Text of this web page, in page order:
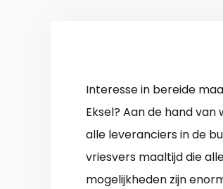
Interesse in bereide
Eksel? Aan de hand
alle leveranciers in de
vriesvers maaltijd die
mogelijkheden zijn